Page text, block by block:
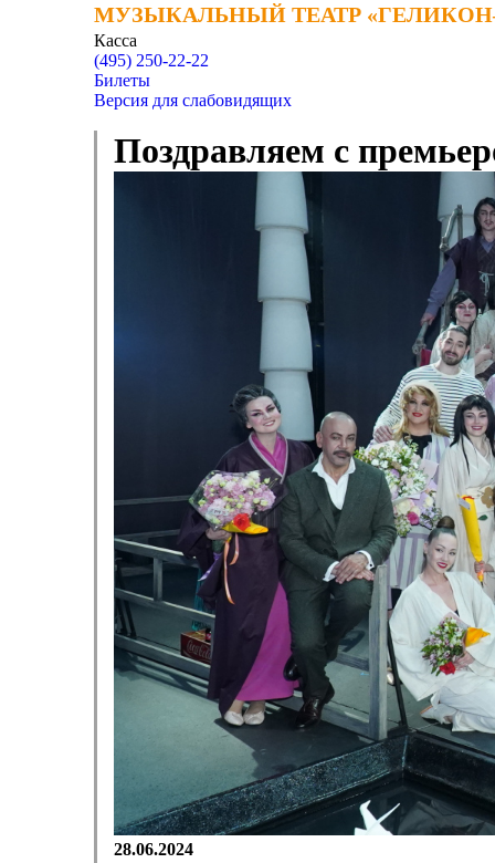
МУЗЫКАЛЬНЫЙ ТЕАТР
МУЗЫКАЛЬНЫЙ ТЕАТР
Касса
(495) 250-22-22
Билеты
Версия для слабовидящих
Поздравляем с
28.06.2024